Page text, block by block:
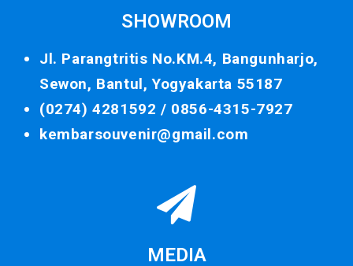
SHOWROOM
Jl. Parangtritis No.KM.4, Bangunharjo,
Sewon, Bantul, Yogyakarta 55187
(0274) 4281592 / 0856-4315-7927
kembarsouvenir@gmail.com
MEDIA